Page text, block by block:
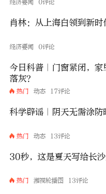
经济要闻 0评论
肖林：从上海白领到新时
经济要闻 0评论
今日科普｜门窗紧闭，
落灰？
热门 动态 17评论
科学辟谣｜阴天无需涂防
热门 动态 13评论
30秒，这是夏天写给长
热门 湘视轮播图 13评论